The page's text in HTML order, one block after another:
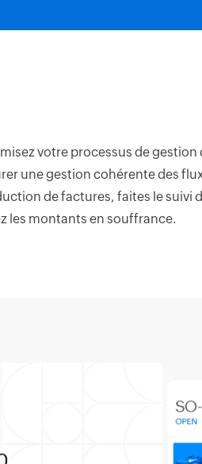
votre processus de
une gestion cohérente des
de factures, faites le suivi
les montants en souffrance.